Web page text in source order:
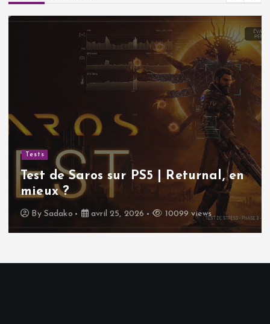
Tests
Test de Saros sur PS5 | Returnal, en
mieux ?
By Sadako avril 25, 2026 10099 views